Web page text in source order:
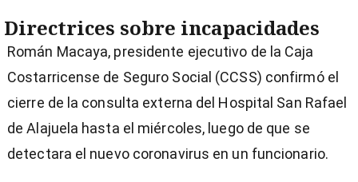
Directrices sobre incapacidades
Román Macaya, presidente ejecutivo de la Caja
Costarricense de Seguro Social (CCSS) confirmó el
cierre de la consulta externa del Hospital San Rafael
de Alajuela hasta el miércoles, luego de que se
detectara el nuevo coronavirus en un funcionario.